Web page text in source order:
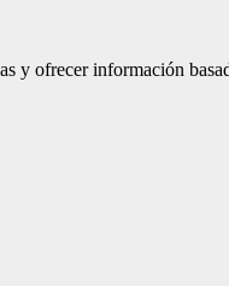
y ofrecer información